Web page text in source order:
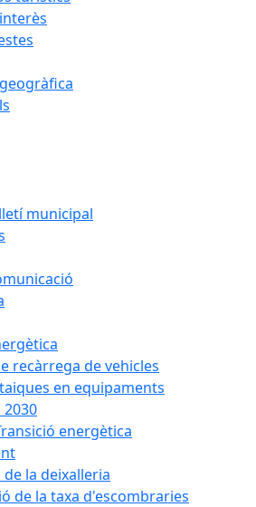
municipal
recàrrega de vehicles
en equipaments
2030
energètica
de la deixalleria
de la taxa d'escombraries